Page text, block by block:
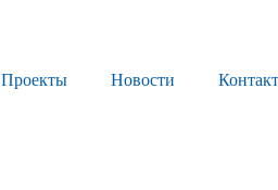
Проекты Новости